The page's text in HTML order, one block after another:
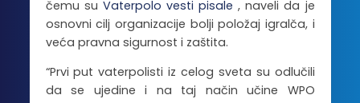
čemu su Vaterpolo vesti pisale, naveli da je
osnovni cilj organizacije bolji položaj igralča, i
veća pravna sigurnost i zaštita.
“Prvi put vaterpolisti iz celog sveta su odlučili
da se ujedine i na taj način učine WPO